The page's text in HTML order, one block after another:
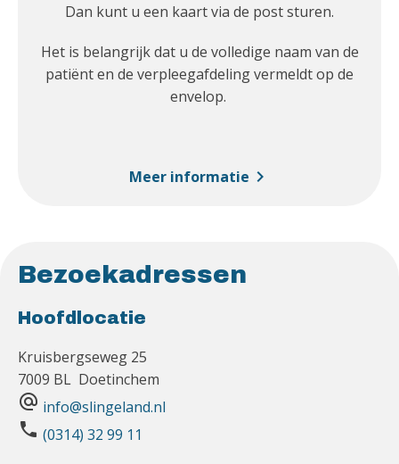
Dan kunt u een kaart via de post sturen.
Het is belangrijk dat u de volledige naam van de
patiënt en de verpleegafdeling vermeldt op de
envelop.
Meer informatie chevron_right
Bezoekadressen
Hoofdlocatie
Kruisbergseweg 25
7009 BL Doetinchem
alternate_email info@slingeland.nl
phone (0314) 32 99 11